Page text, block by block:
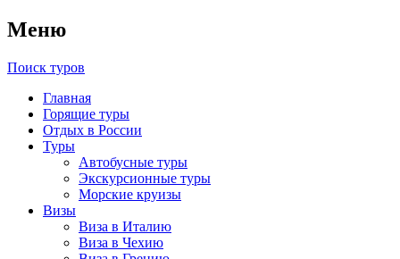
Меню
Поиск туров
Главная
Горящие туры
Отдых в России
Туры
Автобусные туры
Экскурсионные туры
Морские круизы
Визы
Виза в Италию
Виза в Чехию